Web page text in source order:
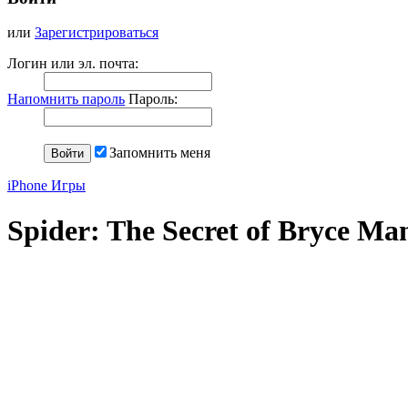
или Зарегистрироваться
Логин или эл. почта:
Напомнить пароль Пароль:
Запомнить меня
iPhone Игры
Spider: The Secret of Bryce